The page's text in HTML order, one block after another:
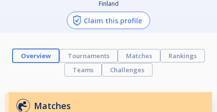
Finland
Claim this profile
Overview Tournaments Matches
Rankings
Teams
Challenges
Matches